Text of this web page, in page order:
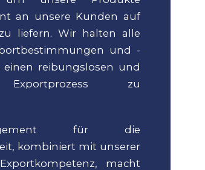
an unsere Kunden auf
liefern. Wir halten alle
und -
reibungslosen und
Exportprozess zu
für die
kombiniert mit unserer
macht